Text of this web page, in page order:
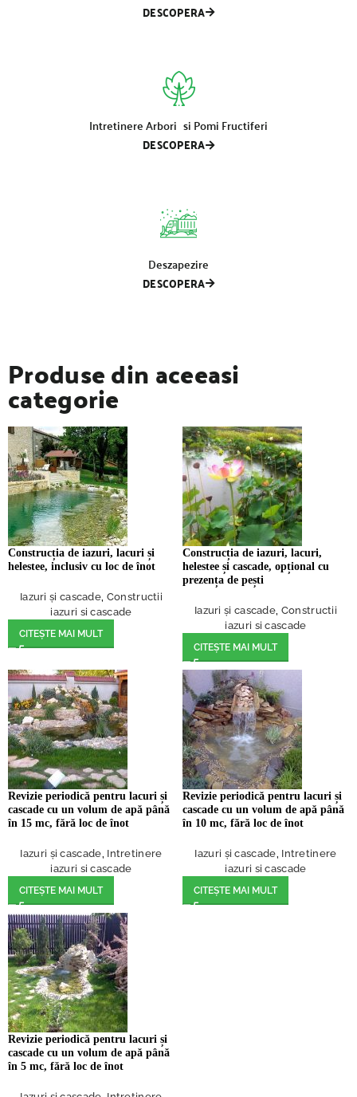
DESCOPERA
Intretinere Arbori si Pomi Fructiferi
DESCOPERA
Deszapezire
DESCOPERA
Produse din aceeasi
categorie
Construcția de iazuri, lacuri și
helestee, inclusiv cu loc de înot
Iazuri și cascade Constructii
iazuri si cascade
CITEȘTE MAI MULT
Construcția de iazuri, lacuri,
helestee și cascade, opțional cu
prezența de pești
Iazuri și cascade Constructii
iazuri si cascade
CITEȘTE MAI MULT
Revizie periodică pentru lacuri și
cascade cu un volum de apă până
în 15 mc, fără loc de înot
Iazuri și cascade Intretinere
iazuri si cascade
CITEȘTE MAI MULT
Revizie periodică pentru lacuri și
cascade cu un volum de apă până
în 10 mc, fără loc de înot
Iazuri și cascade Intretinere
iazuri si cascade
CITEȘTE MAI MULT
Revizie periodică pentru lacuri și
cascade cu un volum de apă până
în 5 mc, fără loc de înot